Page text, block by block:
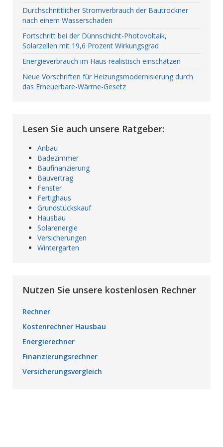
Durchschnittlicher Stromverbrauch der Bautrockner
nach einem Wasserschaden
Fortschritt bei der Dünnschicht-Photovoltaik,
Solarzellen mit 19,6 Prozent Wirkungsgrad
Energieverbrauch im Haus realistisch einschätzen
Neue Vorschriften für Heizungsmodernisierung durch
das Erneuerbare-Wärme-Gesetz
Lesen Sie auch unsere Ratgeber:
Anbau
Badezimmer
Baufinanzierung
Bauvertrag
Fenster
Fertighaus
Grundstückskauf
Hausbau
Solarenergie
Versicherungen
Wintergarten
Nutzen Sie unsere kostenlosen Rechner
Rechner
Kostenrechner Hausbau
Energierechner
Finanzierungsrechner
Versicherungsvergleich